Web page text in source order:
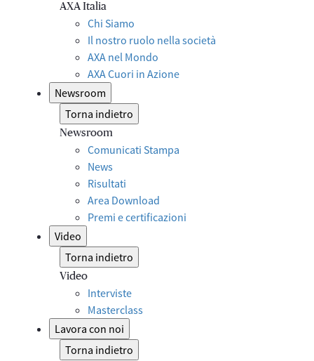
AXA Italia
Chi Siamo
Il nostro ruolo nella società
AXA nel Mondo
AXA Cuori in Azione
Newsroom
Torna indietro
Newsroom
Comunicati Stampa
News
Risultati
Area Download
Premi e certificazioni
Video
Torna indietro
Video
Interviste
Masterclass
Lavora con noi
Torna indietro